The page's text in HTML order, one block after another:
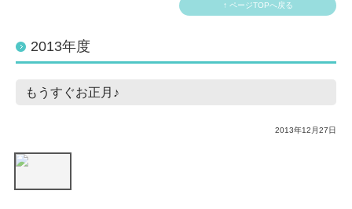
↑ ページTOPへ戻る
2013年度
もうすぐお正月♪
2013年12月27日